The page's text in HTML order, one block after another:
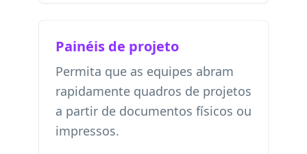
Painéis de projeto
Permita que as equipes abram
rapidamente quadros de projetos
a partir de documentos físicos ou
impressos.